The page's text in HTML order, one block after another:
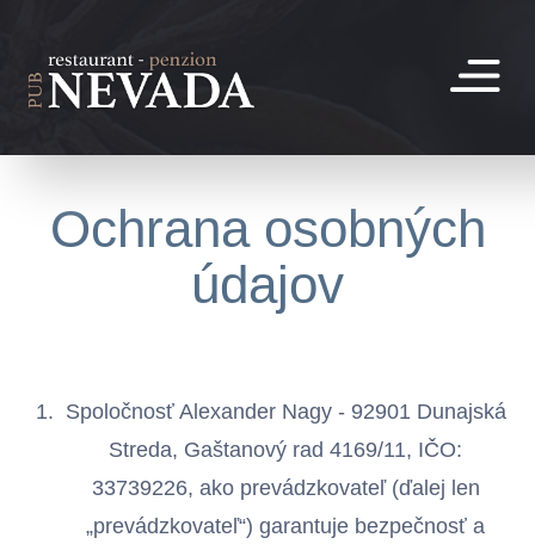
Ochrana osobných
údajov
Spoločnosť Alexander Nagy - 92901 Dunajská
Streda, Gaštanový rad 4169/11, IČO:
33739226, ako prevádzkovateľ (ďalej len
„prevádzkovateľ“) garantuje bezpečnosť a